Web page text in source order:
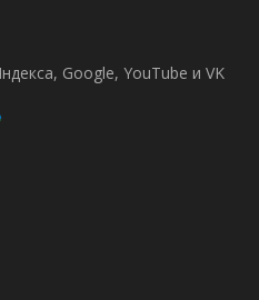
Google, YouTube и VK